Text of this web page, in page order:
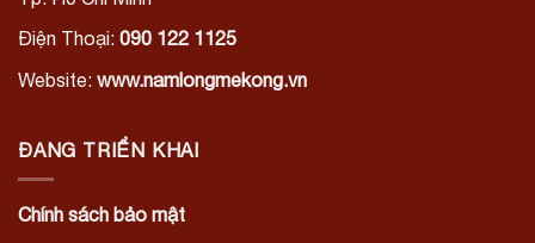
Điện Thoại: 090 122 1125
Website: www.namlongmekong.vn
ĐANG TRIỂN KHAI
Chính sách bảo mật